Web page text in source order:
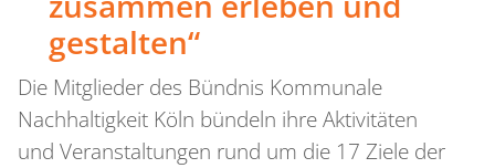
gestalten“
Die Mitglieder des Bündnis Kommunale
Nachhaltigkeit Köln bündeln ihre Aktivitäten
und Veranstaltungen rund um die 17 Ziele der